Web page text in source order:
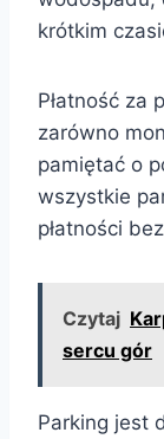
krótkim
Płatność za
zarówno
pamiętać o
wszystkie
płatności
Czytaj
sercu gór
Parking jest